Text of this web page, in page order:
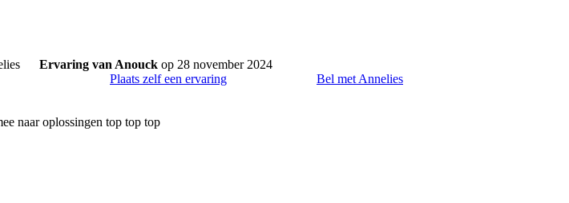
Ervaring van Anouck op 28 november 2024
Plaats zelf een ervaring
Bel met Annelies
naar oplossingen top top top